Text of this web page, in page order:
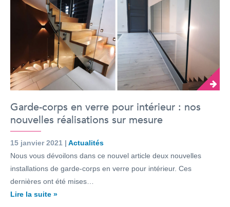
Garde-corps en verre pour intérieur : nos
nouvelles réalisations sur mesure
15 janvier 2021 | Actualités
Nous vous dévoilons dans ce nouvel article deux nouvelles
installations de garde-corps en verre pour intérieur. Ces
dernières ont été mises…
Lire la suite »